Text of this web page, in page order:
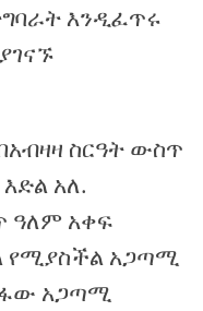
እንዲፈጥሩ
ስርዓት ውስጥ
አለ.
ዓለም አቀፍ
የሚያስችል አጋጣሚ
አጋጣሚ